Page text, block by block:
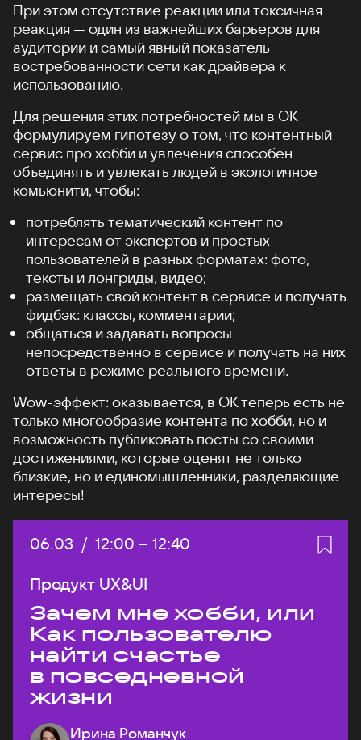
При этом отсутствие реакции или токсичная
реакция — один из важнейших барьеров для
аудитории и самый явный показатель
востребованности сети как драйвера к
использованию.
Для решения этих потребностей мы в ОК
формулируем гипотезу о том, что контентный
сервис про хобби и увлечения способен
объединять и увлекать людей в экологичное
комьюнити, чтобы:
потреблять тематический контент по
интересам от экспертов и простых
пользователей в разных форматах: фото,
тексты и лонгриды, видео;
размещать свой контент в сервисе и получать
фидбэк: классы, комментарии;
общаться и задавать вопросы
непосредственно в сервисе и получать на них
ответы в режиме реального времени.
Wow-эффект: оказывается, в ОК теперь есть не
только многообразие контента по хобби, но и
возможность публиковать посты со своими
достижениями, которые оценят не только
близкие, но и единомышленники, разделяющие
интересы!
Дата:
06.03 / Начало:
12:00 – Конец:
12:40
Продукт UX&UI
Зачем мне хобби, или
Как пользователю
найти счастье
в повседневной
жизни
Ирина Романчук